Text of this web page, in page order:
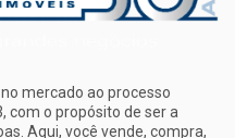
mercado ao processo
com o propósito de ser a
Aqui, você vende, compra,